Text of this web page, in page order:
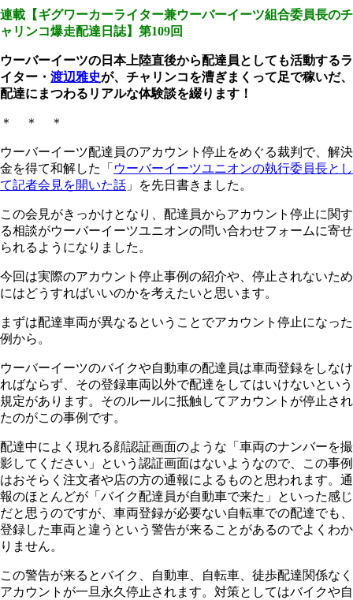
連載【ギグワーカーライター兼ウーバーイーツ組合委員長のチ
ャリンコ爆走配達日誌】第109回
ウーバーイーツの日本上陸直後から配達員としても活動するラ
イター・ 渡辺雅史が、チャリンコを漕ぎまくって足で稼いだ、
配達にまつわるリアルな体験談を綴ります！
＊ ＊ ＊
ウーバーイーツ配達員のアカウント停止をめぐる裁判で、解決
金を得て和解した「 ウーバーイーツユニオンの執行委員長とし
て記者会見を開いた話 」を先日書きました。
この会見がきっかけとなり、配達員からアカウント停止に関す
る相談がウーバーイーツユニオンの問い合わせフォームに寄せ
られるようになりました。
今回は実際のアカウント停止事例の紹介や、停止されないため
にはどうすればいいのかを考えたいと思います。
まずは配達車両が異なるということでアカウント停止になった
例から。
ウーバーイーツのバイクや自動車の配達員は車両登録をしなけ
ればならず、その登録車両以外で配達をしてはいけないという
規定があります。そのルールに抵触してアカウントが停止され
たのがこの事例です。
配達中によく現れる顔認証画面のような「車両のナンバーを撮
影してください」という認証画面はないようなので、この事例
はおそらく注文者や店の方の通報によるものと思われます。通
報のほとんどが「バイク配達員が自動車で来た」といった感じ
だと思うのですが、車両登録が必要ない自転車での配達でも、
登録した車両と違うという警告が来ることがあるのでよくわか
りません。
この警告が来るとバイク、自動車、自転車、徒歩配達関係なく
アカウントが一旦永久停止されます。対策としてはバイクや自